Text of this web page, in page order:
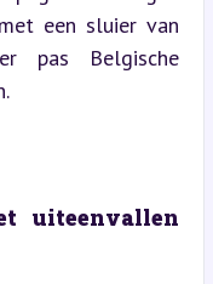
een sluier van
pas Belgische
uiteenvallen